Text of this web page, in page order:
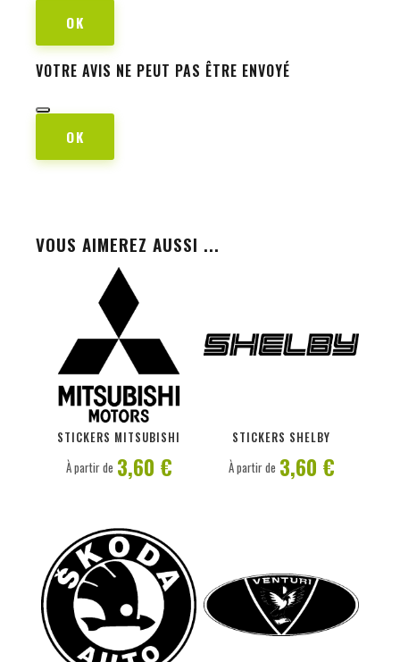
OK
VOTRE AVIS NE PEUT PAS ÊTRE ENVOYÉ
OK
VOUS AIMEREZ AUSSI ...
STICKERS MITSUBISHI
PERSONNALISER
À partir de 3,60 €
STICKERS SHELBY
À partir de 3,60 €